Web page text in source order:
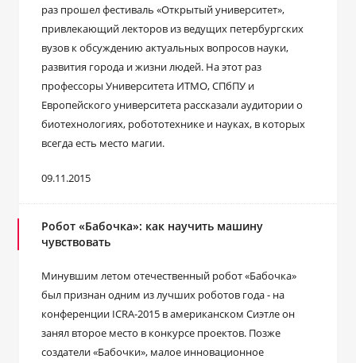
раз прошел фестиваль «Открытый университет»,
привлекающий лекторов из ведущих петербургских
вузов к обсуждению актуальных вопросов науки,
развития города и жизни людей. На этот раз
профессоры Университета ИТМО, СПбПУ и
Европейского университета рассказали аудитории о
биотехнологиях, робототехнике и науках, в которых
всегда есть место магии.
09.11.2015
Робот «Бабочка»: как научить машину
чувствовать
Минувшим летом отечественный робот «Бабочка»
был признан одним из лучших роботов года - на
конференции ICRA-2015 в американском Сиэтле он
занял второе место в конкурсе проектов. Позже
создатели «Бабочки», малое инновационное